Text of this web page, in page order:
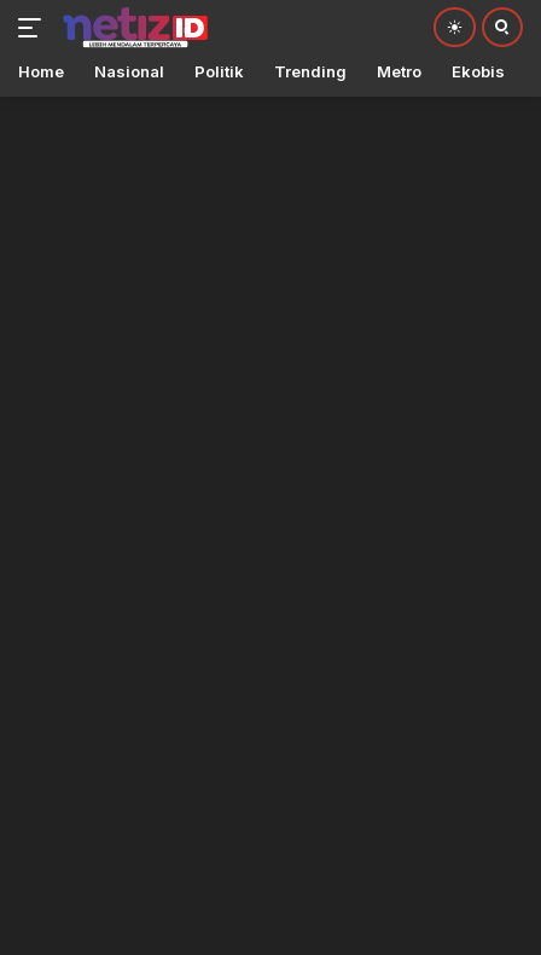
Home Nasional Politik Trending Metro Ekobis